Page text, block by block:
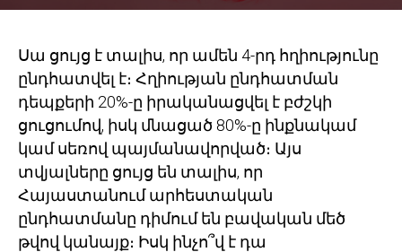
Սա ցույց է տալիս, որ ամեն 4-րդ հղիությունը
ընդհատվել է։ Հղիության ընդհատման
դեպքերի 20%-ը իրականացվել է բժշկի
ցուցումով, իսկ մնացած 80%-ը ինքնակամ
կամ սեռով պայմանավորված։ Այս
տվյալները ցույց են տալիս, որ
Հայաստանում արհեստական
ընդհատմանը դիմում են բավական մեծ
թվով կանայք։ Իսկ ինչո՞վ է դա